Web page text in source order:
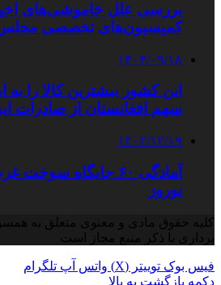
بررسی علل خاموشی‌های
کمیسیون‌های تخصصی
۱۴۰۳/۰۹/۱۸
این کشور بیشترین کالا را
سهم افغانستان از صادرات
۱۴۰۲/۱۲/۱۹
آمادگی ۶۰ جایگاه
نوروز
کلیه حقوق مادی و معنوی متعلق به
برداری با ذکر منبع مجاز است
فیس بوک توییتر (X) واتس آپ تلگرام
دکمه بازگشت به بالا